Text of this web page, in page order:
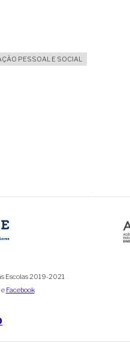
PESSOAL E SOCIAL
Escolas 2019-2021
e Facebook